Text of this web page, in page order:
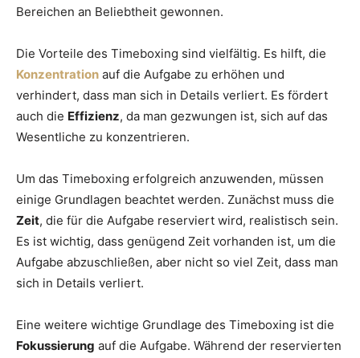
Bereichen an Beliebtheit gewonnen.
Die Vorteile des Timeboxing sind vielfältig. Es hilft, die
Konzentration auf die Aufgabe zu erhöhen und
verhindert, dass man sich in Details verliert. Es fördert
auch die Effizienz, da man gezwungen ist, sich auf das
Wesentliche zu konzentrieren.
Um das Timeboxing erfolgreich anzuwenden, müssen
einige Grundlagen beachtet werden. Zunächst muss die
Zeit, die für die Aufgabe reserviert wird, realistisch sein.
Es ist wichtig, dass genügend Zeit vorhanden ist, um die
Aufgabe abzuschließen, aber nicht so viel Zeit, dass man
sich in Details verliert.
Eine weitere wichtige Grundlage des Timeboxing ist die
Fokussierung auf die Aufgabe. Während der reservierten